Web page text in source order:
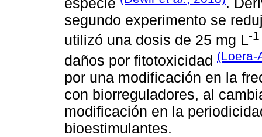
segundo experimento se
utilizó una dosis de 25 mg L-1
daños por fitotoxicidad
por una modificación en la
con biorreguladores, al
modificación en la
bioestimulantes.